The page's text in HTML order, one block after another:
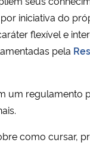
iniciativa do
flexível e
pela
um
como cursar,